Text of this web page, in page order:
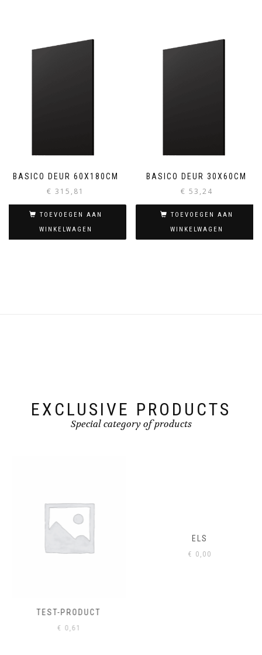
BASICO DEUR 60X180CM
€ 315,81
TOEVOEGEN AAN
WINKELWAGEN
BASICO DEUR 30X60CM
€ 53,24
TOEVOEGEN AAN
WINKELWAGEN
EXCLUSIVE PRODUCTS
Special category of products
TEST-PRODUCT
€0,61
ELS
€0,00